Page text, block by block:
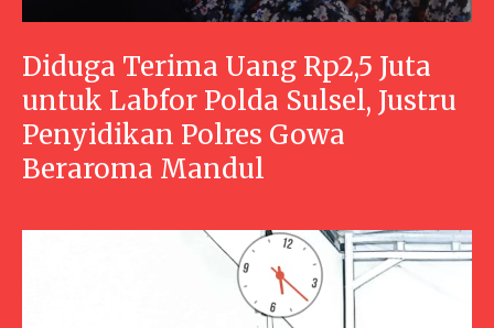
Diduga Terima Uang Rp2,5 Juta
untuk Labfor Polda Sulsel, Justru
Penyidikan Polres Gowa
Beraroma Mandul